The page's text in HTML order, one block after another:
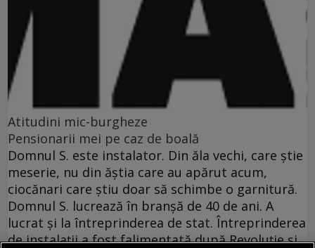
Atitudini mic-burgheze
Pensionarii mei pe caz de boală
Domnul S. este instalator. Din ăla vechi, care ştie
meserie, nu din ăştia care au apărut acum,
ciocănari care ştiu doar să schimbe o garnitură.
Domnul S. lucrează în branşă de 40 de ani. A
lucrat şi la întreprinderea de stat. Întreprinderea
de instalaţii a fost falimentată după Revoluţie şi